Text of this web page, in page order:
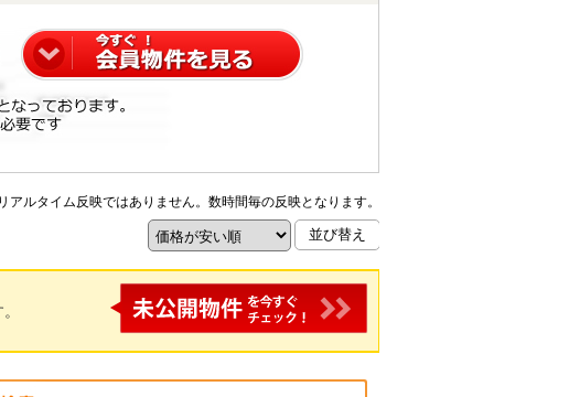
ルタイム反映ではありません。数時間毎の反映となります。